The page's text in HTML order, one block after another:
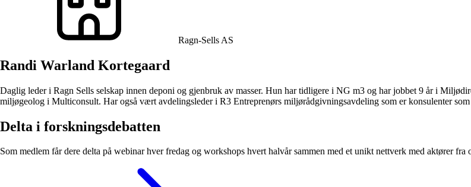
Ragn-Sells AS
Randi Warland Kortegaard
Daglig leder i Ragn Sells selskap innen deponi og gjenbruk av masser. Hun har tidligere i NG m3 og har jobbet 9 år i
miljøgeolog i Multiconsult. Har også vært avdelingsleder i R3 Entreprenørs miljørådgivningsavdeling som er konsulenter
Delta i forskningsdebatten
Som medlem får dere delta på webinar hver fredag og workshops hvert halvår sammen med et unikt nettverk med aktører